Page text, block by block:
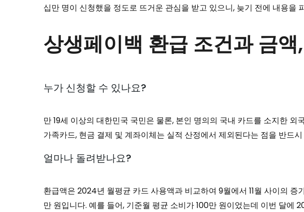
십만 명이 신청했을 정도로 뜨거운 관심을 받고 있으니, 늦기 전에 내용을
상생페이백 환급 조건과 금
누가 신청할 수 있나요?
만 19세 이상의 대한민국 국민은 물론, 본인 명의의 국내 카드를 소지한
가족카드, 현금 결제 및 계좌이체는 실적 산정에서 제외된다는 점을 반드
얼마나 돌려받나요?
환급액은 2024년 월평균 카드 사용액과 비교하여 9월에서 11월 사이의
만 원입니다. 예를 들어, 기준월 평균 소비가 100만 원이었는데 이번 달에